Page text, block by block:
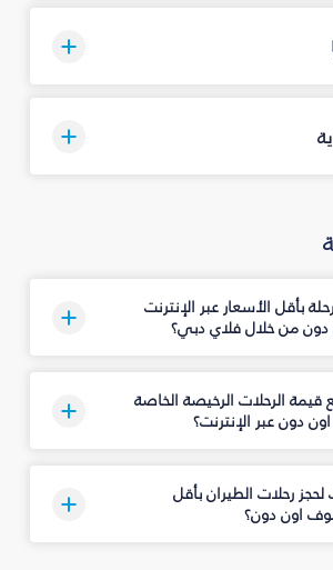
بأقل الأسعار عبر الإنترنت
من خلال فلاي دبي؟
الرحلات الرخيصة الخاصة
دون عبر الإنترنت؟
رحلات الطيران بأقل
اون دون؟